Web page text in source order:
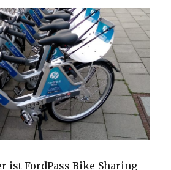
ist FordPass Bike-Sharing